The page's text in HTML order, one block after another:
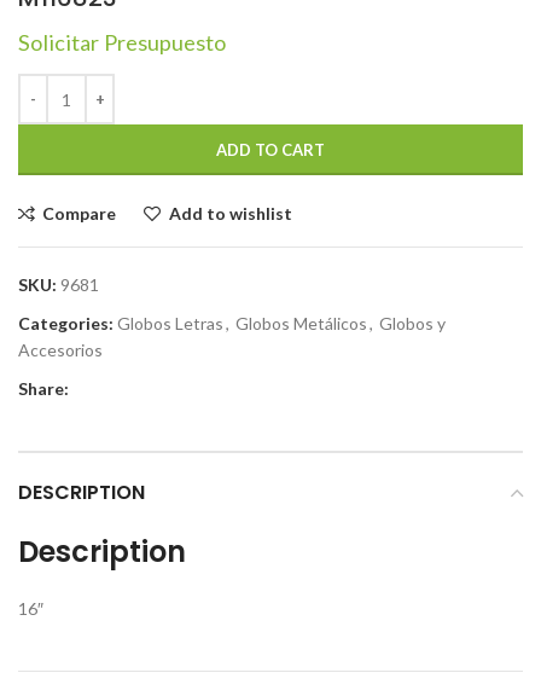
Solicitar Presupuesto
ADD TO CART
Compare Add to wishlist
SKU: 9681
Categories: Globos Letras, Globos Metálicos, Globos y
Accesorios
Share:
DESCRIPTION
Description
16″